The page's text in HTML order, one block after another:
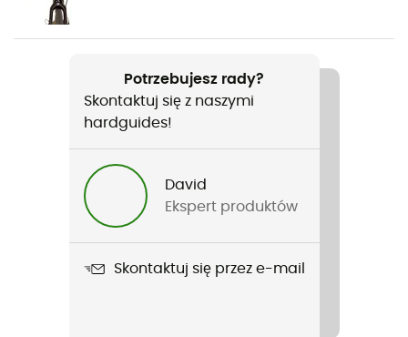
Ciężar
Nazwa produktu
Bike Bag 0.3
Pokrowiec przeciwdeszczowy
Potrzebujesz rady?
Skontaktuj się z naszymi
hardguides!
David
Ekspert produktów
Skontaktuj się przez e-mail